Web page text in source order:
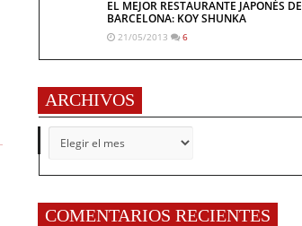
EL MEJOR RESTAURANTE JAPONÉS DE
BARCELONA: KOY SHUNKA
21/05/2013 6
ARCHIVOS
ARCHIVOS
COMENTARIOS RECIENTES